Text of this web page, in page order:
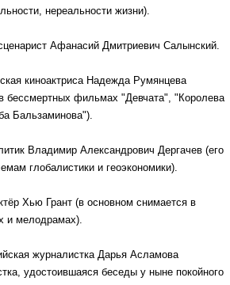
нереальности жизни).
Афанасий Дмитриевич Салынский.
киноактриса Надежда Румянцева
бессмертных фильмах "Девчата", "Королева
Бальзаминова").
Владимир Александрович Дергачев (его
глобалистики и геоэкономики).
Хью Грант (в основном снимается в
и мелодрамах).
журналистка Дарья Асламова
удостоившаяся беседы у ныне покойного